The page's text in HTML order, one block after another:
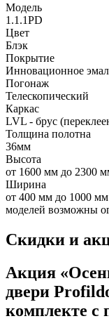
Модель
1.1.1PD
Цвет
Блэк
Покрытие
Инновационное
Погонаж
Телескопический
Каркас
LVL - брус
Толщина полотна
36мм
Высота
от 1600 мм до 2300
Ширина
от 400 мм до 1000
моделей возможны
Скидки и
Акция
двери
комплекте с